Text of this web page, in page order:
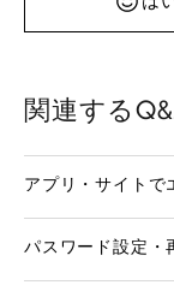
関連する
アプリ・サイトで
パスワード設定・